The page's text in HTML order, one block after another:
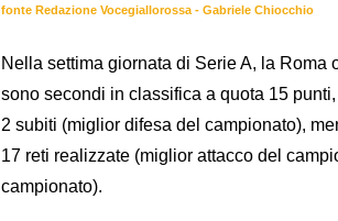
fonte Redazione Vocegiallorossa - Gabriele Chiocchio
Nella settima giornata di Serie A, la Roma
sono secondi in classifica a quota 15
2 subiti (miglior difesa del campionato),
17 reti realizzate (miglior attacco del
campionato).